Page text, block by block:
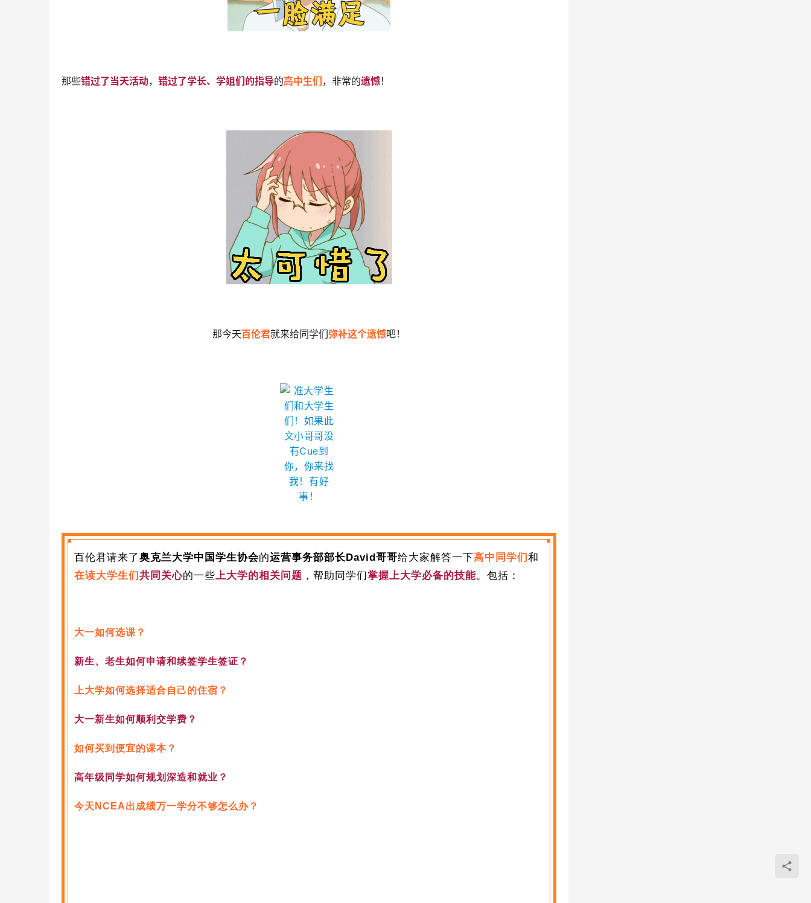
那些错过了当天活动， 错过了学长、学姐们的指导的高中生们 ，非常的遗憾！
那今天百伦君就来给同学们弥补这个遗憾吧！
百伦君请来了奥克兰大学中国学生协会的运营事务部部长David哥哥给大家解答一下高中同学们 和
在读大学生们 共同关心的一些上大学的相关问题 ，帮助同学们 掌握上大学必备的技能。包括：
大一如何选课？
新生、老生如何申请和续签学生签证？
上大学如何选择适合自己的住宿？
大一新生如何顺利交学费？
如何买到便宜的课本？
高年级同学如何规划深造和就业？
今天NCEA出成绩万一学分不够怎么办？